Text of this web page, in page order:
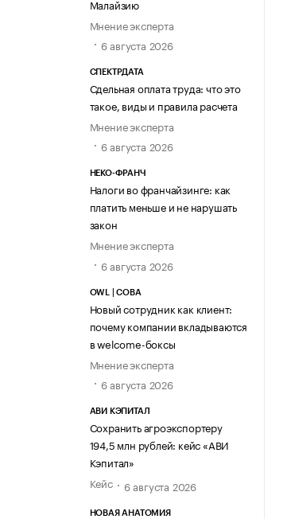
Малайзию
Мнение эксперта
6 августа 2026
СПЕКТРДАТА
Сдельная оплата труда: что это
такое, виды и правила расчета
Мнение эксперта
6 августа 2026
НЕКО-ФРАНЧ
Налоги во франчайзинге: как
платить меньше и не нарушать
закон
Мнение эксперта
6 августа 2026
OWL | СОВА
Новый сотрудник как клиент:
почему компании вкладываются
в welcome-боксы
Мнение эксперта
6 августа 2026
АВИ КЭПИТАЛ
Сохранить агроэкспортеру
194,5 млн рублей: кейс «АВИ
Кэпитал»
Кейс
6 августа 2026
НОВАЯ АНАТОМИЯ